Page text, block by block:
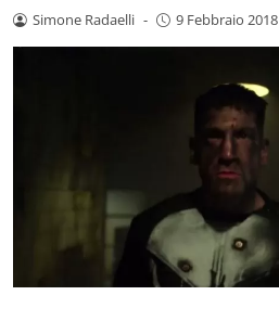
Simone Radaelli - 9 Febbraio 2018